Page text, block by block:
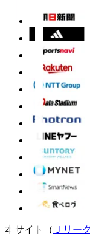
本サイト（ Ｊリー